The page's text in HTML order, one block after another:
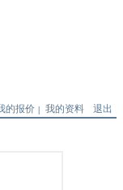
的报价 | 我的资料 退出